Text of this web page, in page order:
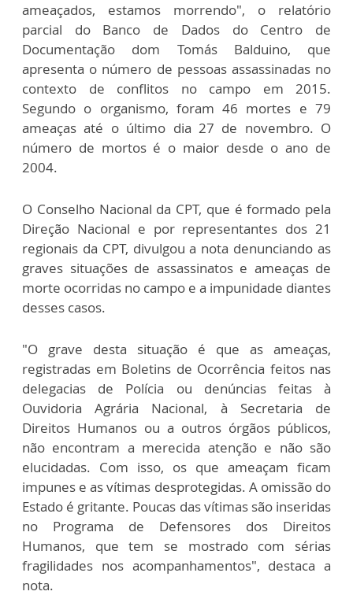
ameaçados, estamos morrendo", o relatório
parcial do Banco de Dados do Centro de
Documentação dom Tomás Balduino, que
apresenta o número de pessoas assassinadas no
contexto de conflitos no campo em 2015.
Segundo o organismo, foram 46 mortes e 79
ameaças até o último dia 27 de novembro. O
número de mortos é o maior desde o ano de
2004.
O Conselho Nacional da CPT, que é formado pela
Direção Nacional e por representantes dos 21
regionais da CPT, divulgou a nota denunciando as
graves situações de assassinatos e ameaças de
morte ocorridas no campo e a impunidade diantes
desses casos.
"O grave desta situação é que as ameaças,
registradas em Boletins de Ocorrência feitos nas
delegacias de Polícia ou denúncias feitas à
Ouvidoria Agrária Nacional, à Secretaria de
Direitos Humanos ou a outros órgãos públicos,
não encontram a merecida atenção e não são
elucidadas. Com isso, os que ameaçam ficam
impunes e as vítimas desprotegidas. A omissão do
Estado é gritante. Poucas das vítimas são inseridas
no Programa de Defensores dos Direitos
Humanos, que tem se mostrado com sérias
fragilidades nos acompanhamentos", destaca a
nota.